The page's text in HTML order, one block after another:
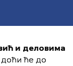
и деловима
доћи ће до